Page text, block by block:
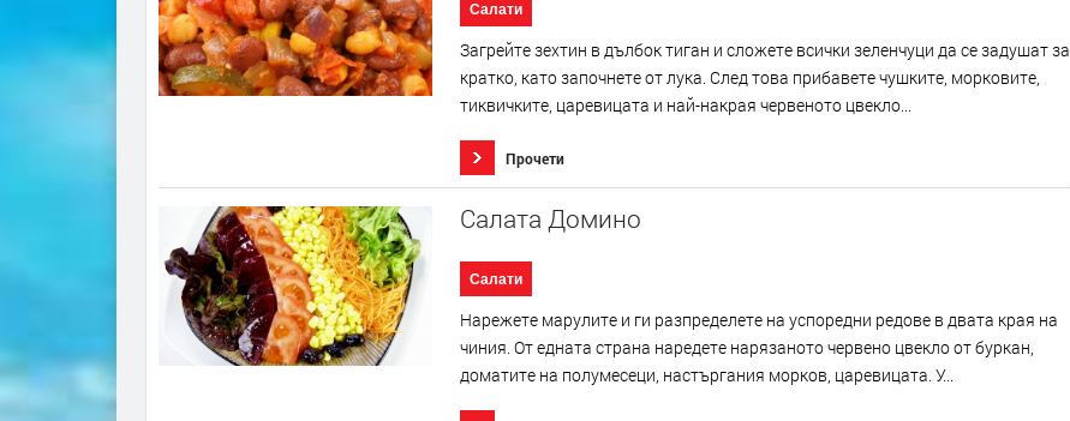
Салати
Загрейте зехтин в дълбок тиган и сложете всички зеленчуци да се задушат за
кратко, като започнете от лука. След това прибавете чушките, морковите,
тиквичките, царевицата и най-накрая червеното цвекло...
Прочети
Салата Домино
Салати
Нарежете марулите и ги разпределете на успоредни редове в двата края на
чиния. От едната страна наредете нарязаното червено цвекло от буркан,
доматите на полумесеци, настъргания морков, царевицата. У...